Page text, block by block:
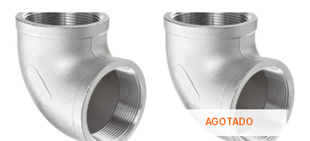
AGOTADO